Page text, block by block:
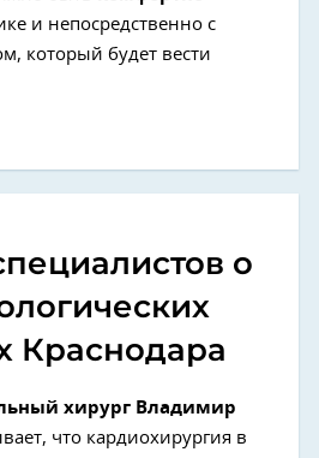
и непосредственно с
который будет вести
о
Краснодара
хирург Владимир
что кардиохирургия в